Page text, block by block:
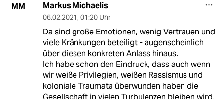
MM Markus Michaelis
06.02.2021, 01:20 Uhr
Da sind große Emotionen, wenig Vertrauen und
viele Kränkungen beteiligt - augenscheinlich
über diesen konkreten Anlass hinaus.
Ich habe schon den Eindruck, dass auch wenn
wir weiße Privilegien, weißen Rassismus und
koloniale Traumata überwunden haben die